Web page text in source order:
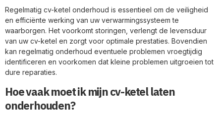
Regelmatig cv-ketel onderhoud is essentieel om de veiligheid
en efficiënte werking van uw verwarmingssysteem te
waarborgen. Het voorkomt storingen, verlengt de levensduur
van uw cv-ketel en zorgt voor optimale prestaties. Bovendien
kan regelmatig onderhoud eventuele problemen vroegtijdig
identificeren en voorkomen dat kleine problemen uitgroeien tot
dure reparaties.
Hoe vaak moet ik mijn cv-ketel laten
onderhouden?